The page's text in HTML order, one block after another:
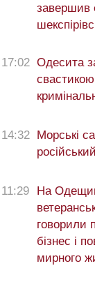
завершив
17:02 Одесита
14:32 Морські
11:29
На
говорили
бізнес і
мирного